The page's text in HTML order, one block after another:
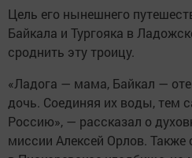
Цель его нынешнего
Байкала и Тургояка в
сроднить эту троицу.
«Ладога — мама, Байкал —
дочь. Соединяя их воды, тем
Россию», — рассказал о
миссии Алексей Орлов. Также